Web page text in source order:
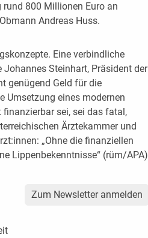
800 Millionen Euro an
Andreas Huss.
Eine verbindliche
Steinhart, Präsident der
genügend Geld für die
Umsetzung eines modernen
sei, sei das fatal,
Ärztekammer und
„Ohne die finanziellen
Lippenbekenntnisse“ (rüm/APA)
Zum Newsletter anmelden